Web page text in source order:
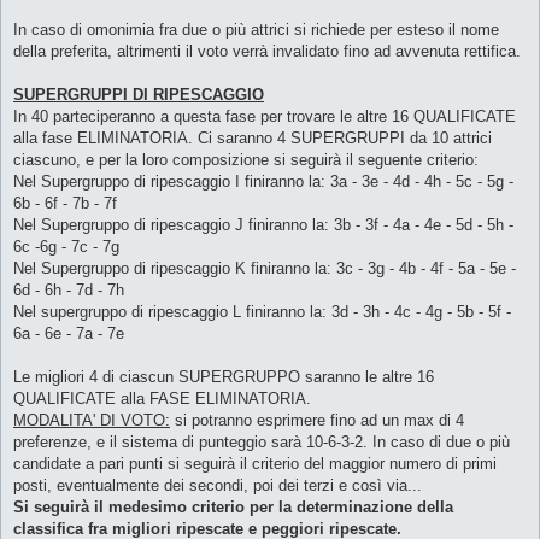
In caso di omonimia fra due o più attrici si richiede per esteso il nome
della preferita, altrimenti il voto verrà invalidato fino ad avvenuta rettifica.
SUPERGRUPPI DI RIPESCAGGIO
In 40 parteciperanno a questa fase per trovare le altre 16 QUALIFICATE
alla fase ELIMINATORIA. Ci saranno 4 SUPERGRUPPI da 10 attrici
ciascuno, e per la loro composizione si seguirà il seguente criterio:
Nel Supergruppo di ripescaggio I finiranno la: 3a - 3e - 4d - 4h - 5c - 5g -
6b - 6f - 7b - 7f
Nel Supergruppo di ripescaggio J finiranno la: 3b - 3f - 4a - 4e - 5d - 5h -
6c -6g - 7c - 7g
Nel Supergruppo di ripescaggio K finiranno la: 3c - 3g - 4b - 4f - 5a - 5e -
6d - 6h - 7d - 7h
Nel supergruppo di ripescaggio L finiranno la: 3d - 3h - 4c - 4g - 5b - 5f -
6a - 6e - 7a - 7e
Le migliori 4 di ciascun SUPERGRUPPO saranno le altre 16
QUALIFICATE alla FASE ELIMINATORIA.
MODALITA' DI VOTO: si potranno esprimere fino ad un max di 4
preferenze, e il sistema di punteggio sarà 10-6-3-2. In caso di due o più
candidate a pari punti si seguirà il criterio del maggior numero di primi
posti, eventualmente dei secondi, poi dei terzi e così via...
Si seguirà il medesimo criterio per la determinazione della
classifica fra migliori ripescate e peggiori ripescate.